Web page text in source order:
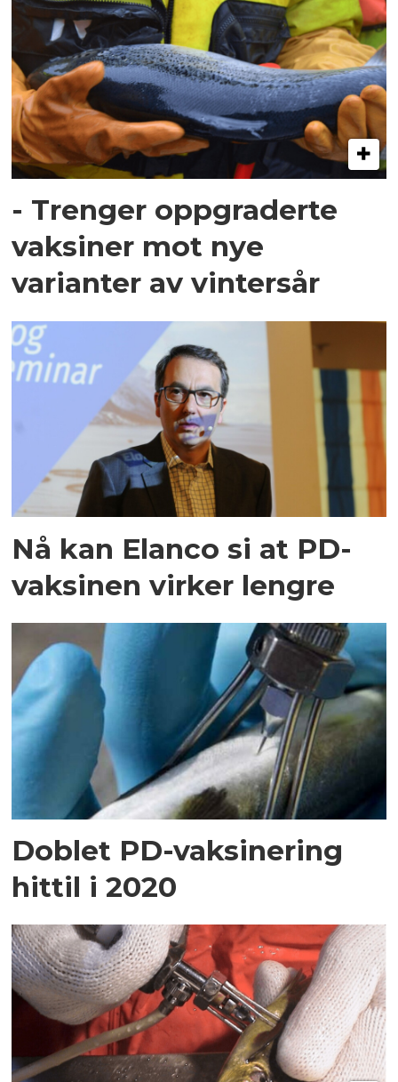
- Trenger oppgraderte
vaksiner mot nye
varianter av vintersår
Nå kan Elanco si at PD-
vaksinen virker lengre
Doblet PD-vaksinering
hittil i 2020